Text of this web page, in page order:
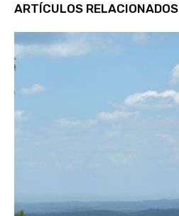
ARTÍCULOS RELACIONADOS